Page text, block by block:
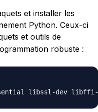
et installer les
Python. Ceux-ci
et outils de
robuste :